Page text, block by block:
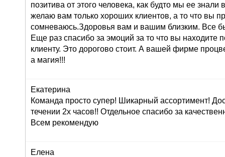
позитива от этого человека, как будто мы ее знали
желаю вам только хороших клиентов, а то что вы
сомневаюсь.Здоровья вам и вашим близким. Все
Еще раз спасибо за эмоций за то что вы находите
клиенту. Это дорогово стоит. А вашей фирме
а магия!!!
Екатерина
Команда просто супер! Шикарный ассортимент!
течении 2х часов!! Отдельное спасибо за
Всем рекомендую
Елена